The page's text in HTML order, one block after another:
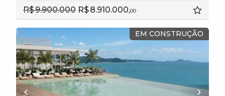
R$ 9.900.000 R$ 8.910.000,00
EM CONSTRUÇÃO